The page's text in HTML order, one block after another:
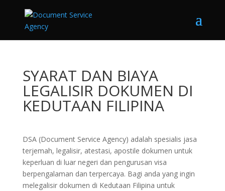
SYARAT DAN BIAYA
LEGALISIR DOKUMEN DI
KEDUTAAN FILIPINA
DSA (Document Service Agency) adalah spesialis jasa
terjemah, legalisir, atestasi, apostile dokumen untuk
keperluan di luar negeri dan pengurusan visa
berpengalaman dan terpercaya. Bagi anda yang ingin
melegalisir dokumen di Kedutaan Filipina untuk